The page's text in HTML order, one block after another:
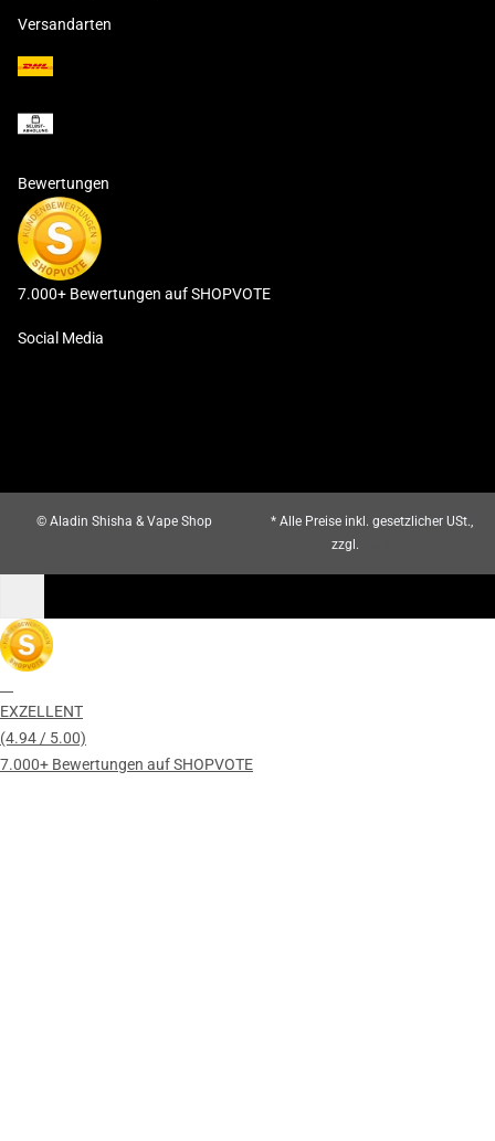
Versandarten
Bewertungen
7.000+ Bewertungen auf SHOPVOTE
Social Media
© Aladin Shisha & Vape Shop
* Alle Preise inkl. gesetzlicher USt.,
zzgl.
EXZELLENT
(4.94 / 5.00)
7.000+ Bewertungen auf SHOPVOTE